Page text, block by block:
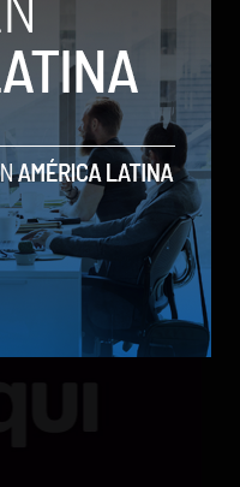
que desafía a